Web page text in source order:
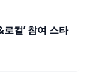
컬’ 참여 스타